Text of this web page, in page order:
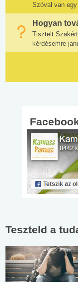
Szóval van egy
Hogyan
Tisztelt
kérdésemre
Teszteld a